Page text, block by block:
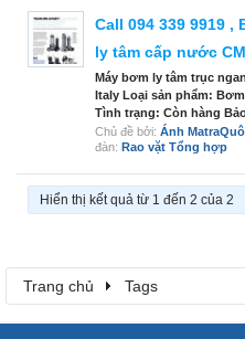
Call 094 339 9919
ly tâm cấp nước
Máy bơm ly tâm trục
Italy Loại sản phẩm:
Tình trạng: Còn hàng
Chủ đề bởi: Ánh
đàn: Rao vặt Tổng hợp
Hiển thị kết quả từ 1 đến 2 của 2
Trang chủ Tags